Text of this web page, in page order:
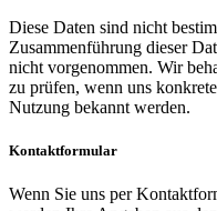
Diese Daten sind nicht
Zusammenführung dieser
nicht vorgenommen. Wir
zu prüfen, wenn uns
Nutzung bekannt werden.
Kontaktformular
Wenn Sie uns per